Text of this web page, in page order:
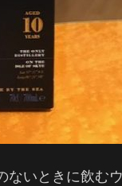
ないときに飲む